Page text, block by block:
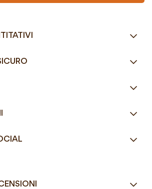
PREVENTIVO
- 19:00